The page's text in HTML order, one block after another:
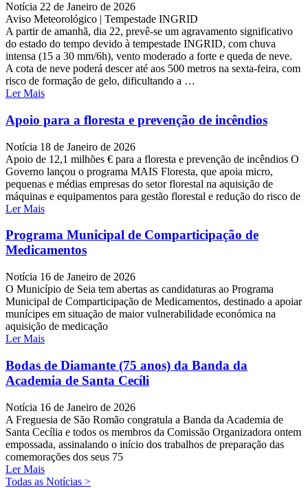
Notícia 22 de Janeiro de 2026
Aviso Meteorológico | Tempestade INGRID
A partir de amanhã, dia 22, prevê-se um agravamento significativo
do estado do tempo devido à tempestade INGRID, com chuva
intensa (15 a 30 mm/6h), vento moderado a forte e queda de neve.
A cota de neve poderá descer até aos 500 metros na sexta-feira, com
risco de formação de gelo, dificultando a …
Ler Mais
Apoio para a floresta e prevenção de incêndios
Notícia 18 de Janeiro de 2026
Apoio de 12,1 milhões € para a floresta e prevenção de incêndios O
Governo lançou o programa MAIS Floresta, que apoia micro,
pequenas e médias empresas do setor florestal na aquisição de
máquinas e equipamentos para gestão florestal e redução do risco de
Ler Mais
Programa Municipal de Comparticipação de
Medicamentos
Notícia 16 de Janeiro de 2026
O Município de Seia tem abertas as candidaturas ao Programa
Municipal de Comparticipação de Medicamentos, destinado a apoiar
munícipes em situação de maior vulnerabilidade económica na
aquisição de medicação
Ler Mais
Bodas de Diamante (75 anos) da Banda da
Academia de Santa Cecíli
Notícia 16 de Janeiro de 2026
A Freguesia de São Romão congratula a Banda da Academia de
Santa Cecília e todos os membros da Comissão Organizadora ontem
empossada, assinalando o início dos trabalhos de preparação das
comemorações dos seus 75
Ler Mais
Todas as Notícias >